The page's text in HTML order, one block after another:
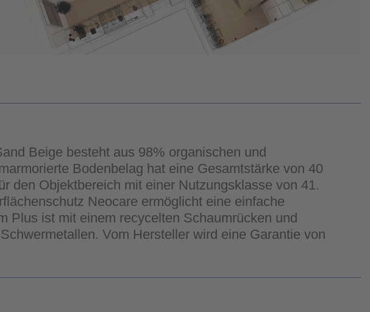
Beige besteht aus 98% organischen und
Bodenbelag hat eine Gesamtstärke von 40
den Objektbereich mit einer Nutzungsklasse von 41.
Neocare ermöglicht eine einfache
Plus ist mit einem recycelten Schaumrücken und
Vom Hersteller wird eine Garantie von